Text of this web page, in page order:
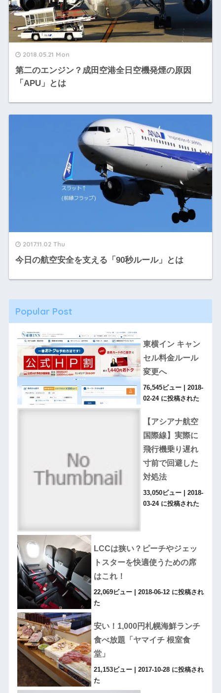
2018.05.21 Mon
第二のエンジン？成田空港全日空機発煙の原因
「APU」とは
2017.11.02 Thu
今日の航空安全を支える「90秒ルール」とは
Popular Post
東横イン キャン
セル料金ルール
変更へ
76,545ビュー| 2018-
02-24 に投稿された
【アシアナ航空
国際線】実際に
飛行機乗り遅れ
寸前で回避した
対処法
33,050ビュー| 2018-
03-24 に投稿された
LCCは狭い？ピーチやジェッ
トスターを快適使うための席
はこれ！
22,069ビュー| 2018-06-12 に投稿され
た
安い！1,000円札幌海鮮ランチ
食べ放題「ヤマイチ 根室食
堂」
21,153ビュー| 2017-10-28 に投稿され
た